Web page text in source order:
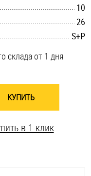
10
26
S+P
склада от 1 дня
КУПИТЬ
в 1 клик